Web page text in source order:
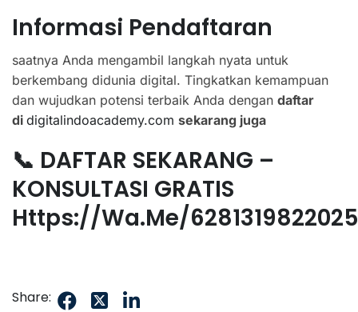
Informasi Pendaftaran
saatnya Anda mengambil langkah nyata untuk
berkembang didunia digital. Tingkatkan kemampuan
dan wujudkan potensi terbaik Anda dengan daftar
di digitalindoacademy.com sekarang juga
📞 DAFTAR SEKARANG –
KONSULTASI GRATIS
Https://wa.me/6281319822025
Share: